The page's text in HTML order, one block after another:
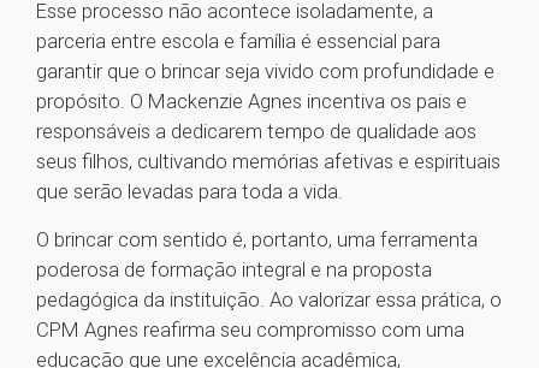
Esse processo não acontece isoladamente, a
parceria entre escola e família é essencial para
garantir que o brincar seja vivido com profundidade e
propósito. O Mackenzie Agnes incentiva os pais e
responsáveis a dedicarem tempo de qualidade aos
seus filhos, cultivando memórias afetivas e espirituais
que serão levadas para toda a vida.
O brincar com sentido é, portanto, uma ferramenta
poderosa de formação integral e na proposta
pedagógica da instituição. Ao valorizar essa prática, o
CPM Agnes reafirma seu compromisso com uma
educação que une excelência acadêmica,